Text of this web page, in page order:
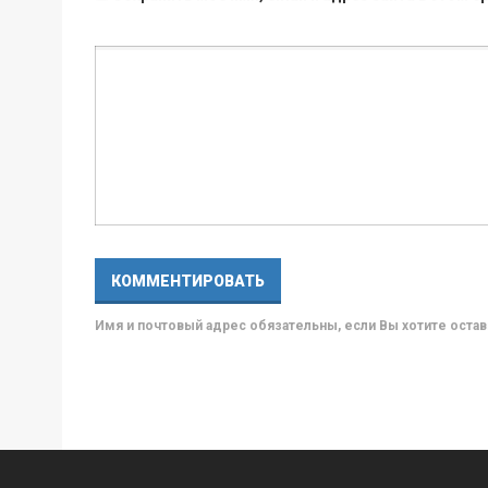
Имя и почтовый адрес обязательны, если Вы хотите